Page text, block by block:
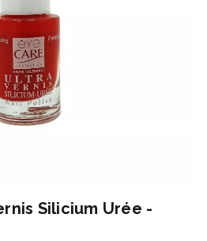
Silicium Urée -